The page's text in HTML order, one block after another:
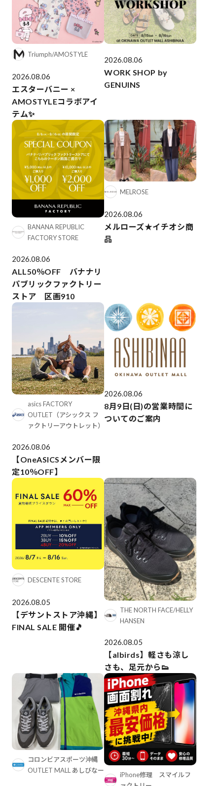
Triumph/AMOSTYLE
2026.08.06
エスターバニー ×
AMOSTYLEコラボアイ
テム✨
2026.08.06
WORK SHOP by
GENUINS
BANANA REPUBLIC
FACTORY STORE
2026.08.06
ALL50％OFF バナナリ
パブリックファクトリー
ストア 区画910
MELROSE
2026.08.06
メルローズ★イチオシ商
品
asics FACTORY
OUTLET（アシックス フ
ァクトリーアウトレット）
2026.08.06
【OneASICSメンバー限
定10％OFF】
2026.08.06
8月9日(日)の営業時間に
ついてのご案内
DESCENTE STORE
2026.08.05
【デサントストア沖縄】
FINAL SALE 開催🎵
THE NORTH FACE/HELLY
HANSEN
2026.08.05
【albirds】軽さも涼し
さも、足元から👟
コロンビアスポーツ沖縄
OUTLET MALL あしびなー
iPhone修理 スマイルフ